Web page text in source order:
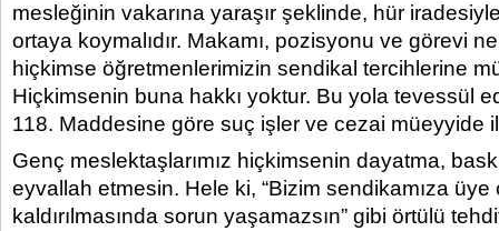
mesleğinin vakarına yaraşır şeklinde, hür
ortaya koymalıdır. Makamı, pozisyonu ve görevi
hiçkimse öğretmenlerimizin sendikal tercihlerine
Hiçkimsenin buna hakkı yoktur. Bu yola tevessül
118. Maddesine göre suç işler ve cezai müeyyide
Genç meslektaşlarımız hiçkimsenin dayatma,
eyvallah etmesin. Hele ki, “Bizim sendikamıza üye
kaldırılmasında sorun yaşamazsın” gibi örtülü